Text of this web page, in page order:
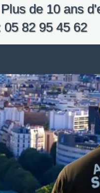
de 10 ans
82 95 45 62